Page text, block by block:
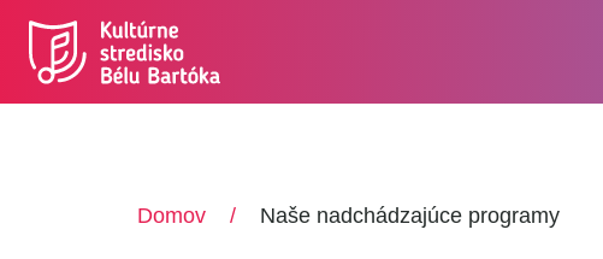
Skočiť na hlavný obsah
Domov Naše nadchádzajúce programy